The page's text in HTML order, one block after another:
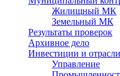
Жилищный МК
Земельный МК
Результаты проверок
Архивное дело
Инвестиции и
Управление